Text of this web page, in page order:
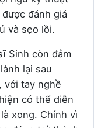
đánh giá
và sẹo lồi.
Sinh còn đảm
lại sau
với tay nghề
có thể diễn
xong. Chính vì